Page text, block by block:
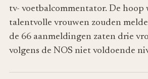
tv- voetbalcommentator. De hoop
talentvolle vrouwen zouden
de 66 aanmeldingen zaten drie
volgens de NOS niet voldoende